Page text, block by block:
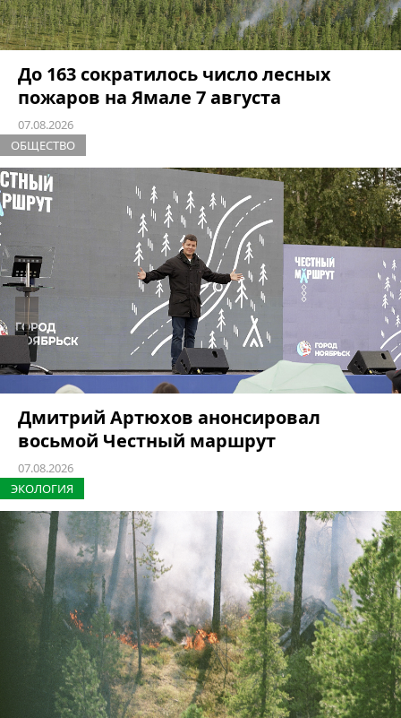
До 163 сократилось число лесных
пожаров на Ямале 7 августа
07.08.2026
ОБЩЕСТВО
Дмитрий Артюхов анонсировал
восьмой Честный маршрут
07.08.2026
ЭКОЛОГИЯ